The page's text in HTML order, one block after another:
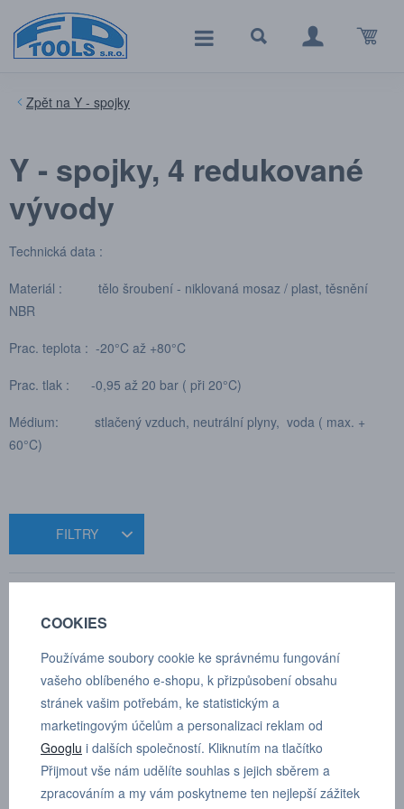
Y - spojky
Y - spojky, 4 redukované
vývody
Technická data :
Materiál : tělo šroubení - niklovaná mosaz / plast, těsnění
NBR
Prac. teplota : -20°C až +80°C
Prac. tlak : -0,95 až 20 bar ( při 20°C)
Médium: stlačený vzduch, neutrální plyny, voda ( max. +
60°C)
FILTRY
Produkty pouze skladem 2 produkty
COOKIES
Používáme soubory cookie ke správnému fungování
vašeho oblíbeného e-shopu, k přizpůsobení obsahu
stránek vašim potřebám, ke statistickým a
marketingovým účelům a personalizaci reklam od
Googlu i dalších společností. Kliknutím na tlačítko
Přijmout vše nám udělíte souhlas s jejich sběrem a
zpracováním a my vám poskytneme ten nejlepší zážitek